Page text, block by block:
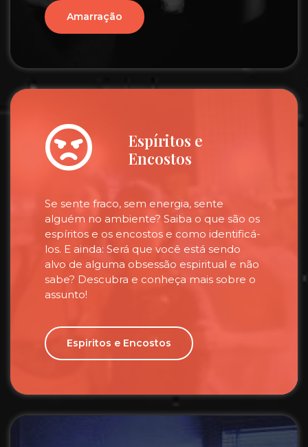
Amarração
Espíritos e
Encostos
Se sente fraco, sem energia, sente
alguém no ambiente? Saiba o que são os
espíritos e os encostos e como identificá-
los. E ainda: Será que você está sendo
alvo de alguma obsessão espiritual e não
sabe? Descubra e conheça mais sobre o
assunto!
Espiritos e Encostos